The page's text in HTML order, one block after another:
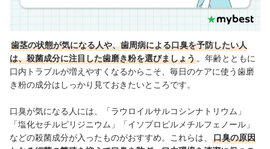
歯茎の状態が気になる人や、歯周病による口臭を予防したい人
は、殺菌成分に注目した歯磨き粉を選びましょう 。年齢とともに
口内トラブルが増えやすくなるからこそ、毎日のケアに使う歯磨
き粉の成分はしっかり見ておきたいところです。
口臭が気になる人には、「ラウロイルサルコシンナトリウム」
「塩化セチルピリジニウム」「イソプロピルメチルフェノール」
などの殺菌成分が入ったものがおすすめ。これらは、
口臭の原因